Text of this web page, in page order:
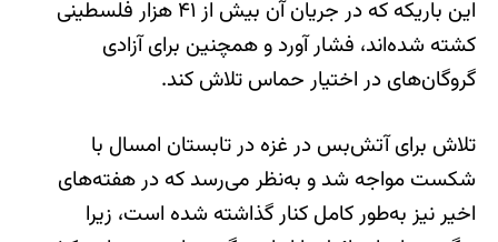
این باریکه که در جریان آن بیش از ۴۱ هزار فلسطینی
کشته شده‌اند، فشار آورد و همچنین برای آزادی
گروگان‌های در اختیار حماس تلاش کند.
تلاش برای آتش‌بس در غزه در تابستان امسال با
شکست مواجه شد و به‌نظر می‌رسد که در هفته‌های
اخیر نیز به‌طور کامل کنار گذاشته شده است، زیرا